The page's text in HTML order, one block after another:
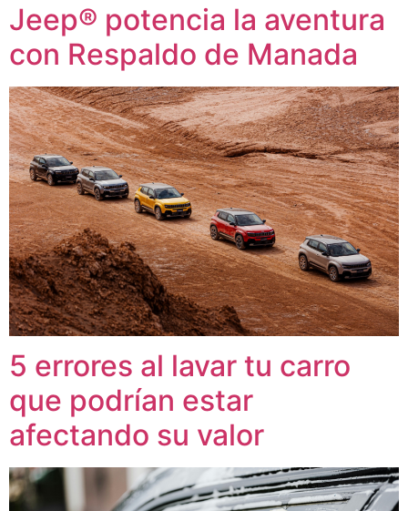
Jeep® potencia la aventura
con Respaldo de Manada
5 errores al lavar tu carro
que podrían estar
afectando su valor